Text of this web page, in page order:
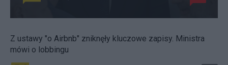
Z ustawy "o Airbnb" zniknęły kluczowe zapisy. Ministra
mówi o lobbingu